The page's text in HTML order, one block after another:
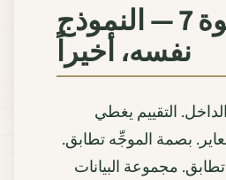
الخطوة 7 — النموذج
نفسه، أخيراً
التقييم يغطي
بصمة الموجِّه تطابق.
مجموعة البيانات